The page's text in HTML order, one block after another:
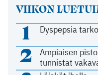
VIIKON
1 Dyspepsia
2
Ampiaisen
tunnistat